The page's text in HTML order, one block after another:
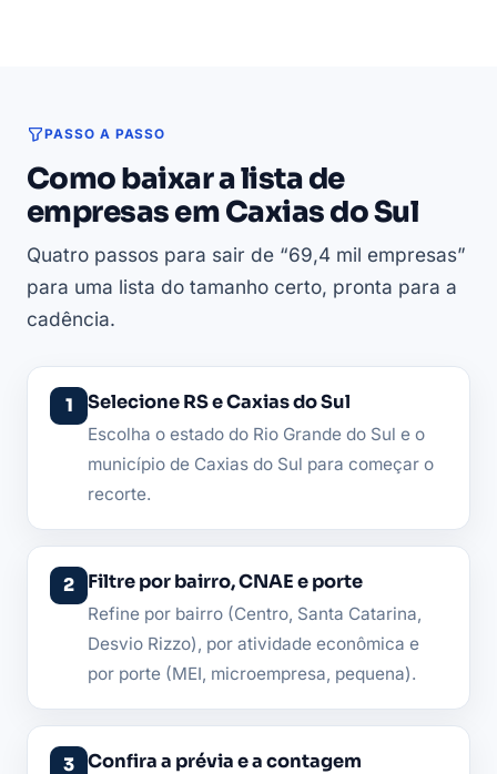
PASSO A PASSO
Como baixar a lista de
empresas em Caxias do Sul
Quatro passos para sair de “69,4 mil empresas”
para uma lista do tamanho certo, pronta para a
cadência.
Selecione RS e Caxias do Sul
Escolha o estado do Rio Grande do Sul e o
município de Caxias do Sul para começar o
recorte.
Filtre por bairro, CNAE e porte
Refine por bairro (Centro, Santa Catarina,
Desvio Rizzo), por atividade econômica e
por porte (MEI, microempresa, pequena).
Confira a prévia e a contagem